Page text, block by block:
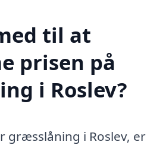
til at
prisen på
i Roslev?
græsslåning i Roslev, er